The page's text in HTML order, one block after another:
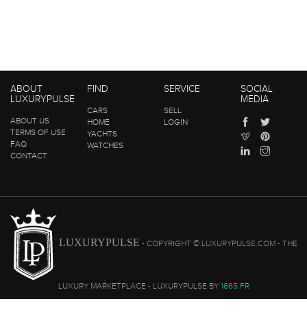
ABOUT
LUXURYPULSE
ABOUT US
TERMS OF USE
FAQ
CONTACT
FIND
CARS
HOME
YACHTS
WATCHES
SERVICE
SELL
LOGIN
SOCIAL
MEDIA
LUXURYPULSE - COPYRIGHT © LUXURYPULSE.COM - THE
LUXURY MARKETPLACE - LUXURYPULSE BY 1665.FR